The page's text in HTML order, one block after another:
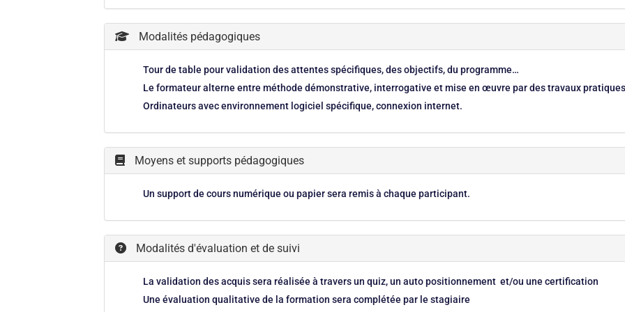
Modalités pédagogiques
Tour de table pour validation des attentes spécifiques, des objectifs, du programme…
Le formateur alterne entre méthode démonstrative, interrogative et mise en œuvre par des travaux
Ordinateurs avec environnement logiciel spécifique, connexion internet.
Moyens et supports pédagogiques
Un support de cours numérique ou papier sera remis à chaque participant.
Modalités d'évaluation et de suivi
La validation des acquis sera réalisée à travers un quiz, un auto positionnement et/ou une certification
Une évaluation qualitative de la formation sera complétée par le stagiaire